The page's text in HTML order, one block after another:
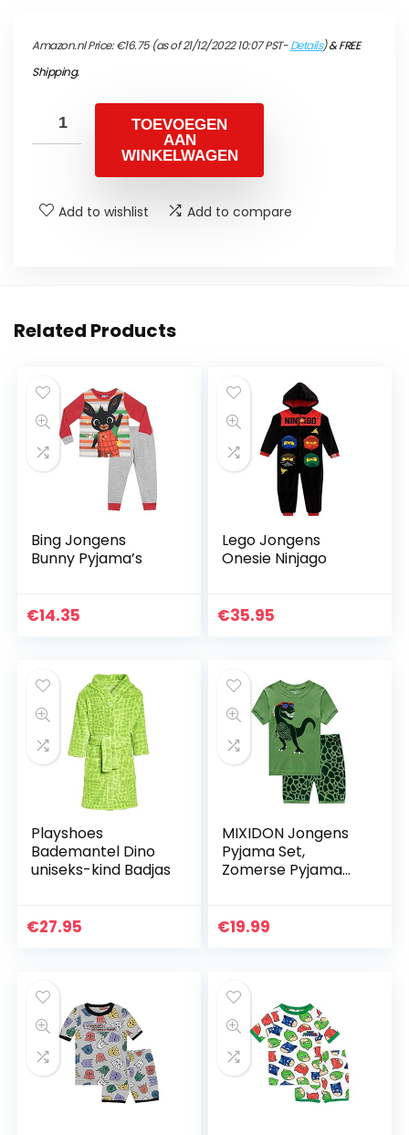
Amazon.nl Price:€16.75(as of 21/12/2022 10:07 PST-Details)&FREE
Shipping.
TOEVOEGEN
AAN
WINKELWAGEN
Add to wishlist Add to compare
Related Products
Bing Jongens
Bunny Pyjama’s
€14.35
Lego Jongens
Onesie Ninjago
€35.95
Playshoes
Bademantel Dino
uniseks-kind Badjas
€27.95
MIXIDON Jongens
Pyjama Set,
Zomerse Pyjama
Katoenen Pyjama
€19.99